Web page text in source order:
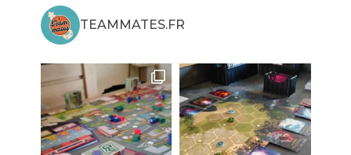
TEAMMATES.FR